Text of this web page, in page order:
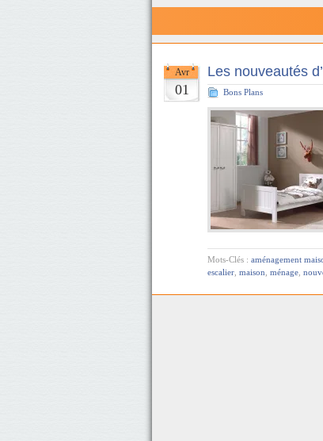
Avr
01
Les nouveautés
Bons Plans
Mots-Clés : aménagement
escalier maison ménage